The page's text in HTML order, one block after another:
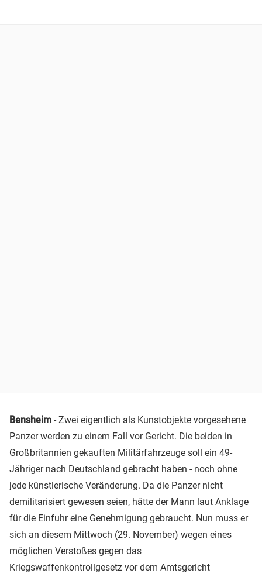
Bensheim - Zwei eigentlich als Kunstobjekte vorgesehene
Panzer werden zu einem Fall vor Gericht. Die beiden in
Großbritannien gekauften Militärfahrzeuge soll ein 49-
Jähriger nach Deutschland gebracht haben - noch ohne
jede künstlerische Veränderung. Da die Panzer nicht
demilitarisiert gewesen seien, hätte der Mann laut Anklage
für die Einfuhr eine Genehmigung gebraucht. Nun muss er
sich an diesem Mittwoch (29. November) wegen eines
möglichen Verstoßes gegen das
Kriegswaffenkontrollgesetz vor dem Amtsgericht